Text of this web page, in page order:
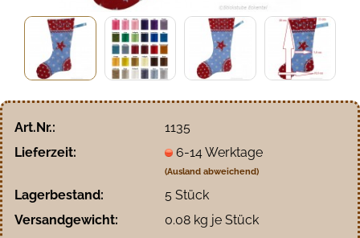
Art.Nr.:
1135
Lieferzeit:
6-14 Werktage
(Ausland abweichend)
Lagerbestand: 5 Stück
Versandgewicht:
0.08kg je Stück